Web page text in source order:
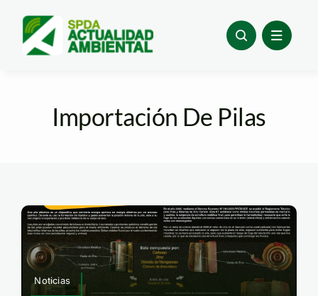
content
Importación De Pilas
Noticias